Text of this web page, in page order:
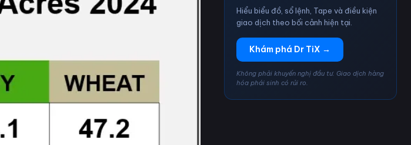
Hiểu biểu đồ, sổ lệnh, Tape và điều kiện
giao dịch theo bối cảnh hiện tại.
Khám phá Dr TiX →
Không phải khuyến nghị đầu tư. Giao dịch hàng
hóa phái sinh có rủi ro.